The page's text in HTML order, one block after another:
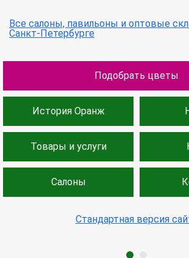
Все салоны, павильоны и оптовые
Санкт-Петербурге
Подобрать цветы
История Оранж
Товары и услуги
Салоны
Стандартная версия